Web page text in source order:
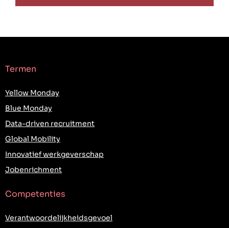
Termen
Yellow Monday
Blue Monday
Data-driven recruitment
Global Mobility
Innovatief werkgeverschap
Jobenrichment
Competenties
Verantwoordelijkheidsgevoel